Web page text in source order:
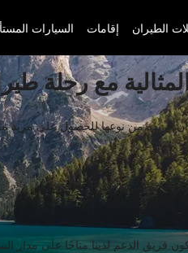
الطيران إقامات السيارات
مع رحلة
فريدة من نوعها للحصول على مزيد
بحجز شركة طيران واحدة
الدعم لدينا متاحًا على مدار